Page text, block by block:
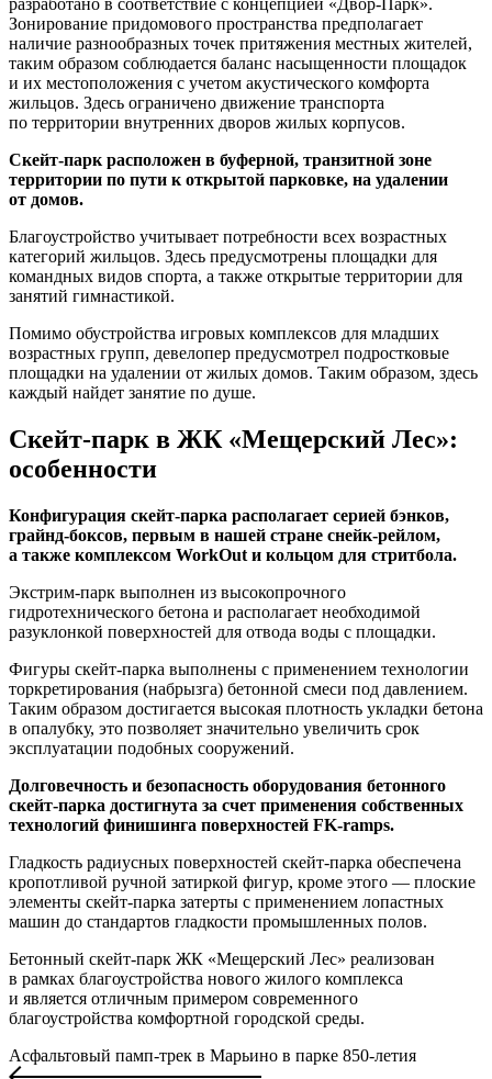
разработано в соответствие с концепцией «Двор-Парк».
Зонирование придомового пространства предполагает
наличие разнообразных точек притяжения местных жителей,
таким образом соблюдается баланс насыщенности площадок
и их местоположения с учетом акустического комфорта
жильцов. Здесь ограничено движение транспорта
по территории внутренних дворов жилых корпусов.
Скейт-парк расположен в буферной, транзитной зоне
территории по пути к открытой парковке, на удалении
от домов.
Благоустройство учитывает потребности всех возрастных
категорий жильцов. Здесь предусмотрены площадки для
командных видов спорта, а также открытые территории для
занятий гимнастикой.
Помимо обустройства игровых комплексов для младших
возрастных групп, девелопер предусмотрел подростковые
площадки на удалении от жилых домов. Таким образом, здесь
каждый найдет занятие по душе.
Скейт-парк в ЖК «Мещерский Лес»:
особенности
Конфигурация скейт-парка располагает серией бэнков,
грайнд-боксов, первым в нашей стране снейк-рейлом,
а также комплексом WorkOut и кольцом для стритбола.
Экстрим-парк выполнен из высокопрочного
гидротехнического бетона и располагает необходимой
разуклонкой поверхностей для отвода воды с площадки.
Фигуры скейт-парка выполнены с применением технологии
торкретирования (набрызга) бетонной смеси под давлением.
Таким образом достигается высокая плотность укладки бетона
в опалубку, это позволяет значительно увеличить срок
эксплуатации подобных сооружений.
Долговечность и безопасность оборудования бетонного
скейт-парка достигнута за счет применения собственных
технологий финишинга поверхностей FK-ramps.
Гладкость радиусных поверхностей скейт-парка обеспечена
кропотливой ручной затиркой фигур, кроме этого — плоские
элементы скейт-парка затерты с применением лопастных
машин до стандартов гладкости промышленных полов.
Бетонный скейт-парк ЖК «Мещерский Лес» реализован
в рамках благоустройства нового жилого комплекса
и является отличным примером современного
благоустройства комфортной городской среды.
Асфальтовый памп-трек в Марьино в парке 850-летия